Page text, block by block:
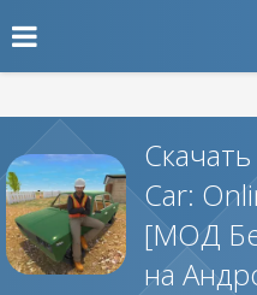
Car:
[МОД
на